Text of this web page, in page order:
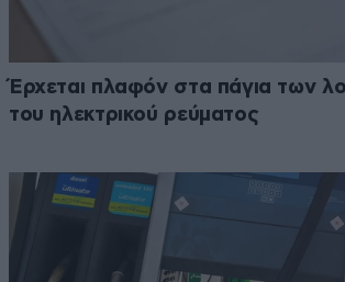
Έρχεται πλαφόν στα πάγια των
του ηλεκτρικού ρεύματος